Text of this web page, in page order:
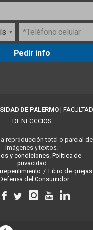
Pedir info
DE PALERMO| FACULTAD
DE NEGOCIOS
reproducción total o parcial de
imágenes y textos.
y condiciones. Política de
privacidad
/ Libro de quejas
del Consumidor